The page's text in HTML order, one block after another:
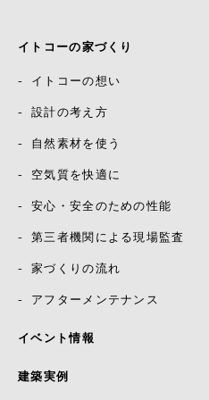
イトコーの家づくり
イトコーの想い
設計の考え方
自然素材を使う
空気質を快適に
安心・安全のための性能
第三者機関による現場監査
家づくりの流れ
アフターメンテナンス
イベント情報
建築実例